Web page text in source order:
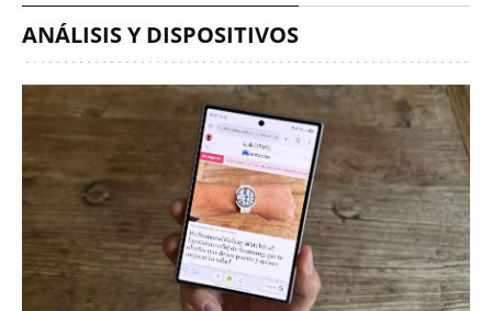
ANÁLISIS Y DISPOSITIVOS